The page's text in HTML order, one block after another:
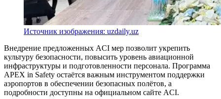
Источник изображения: uzdaily.uz
Внедрение предложенных ACI мер позволит укрепить
культуру безопасности, повысить уровень авиационной
инфраструктуры и подготовленности персонала. Программа
APEX in Safety остаётся важным инструментом поддержки
аэропортов в обеспечении безопасных полётов, а
подробности доступны на официальном сайте ACI.